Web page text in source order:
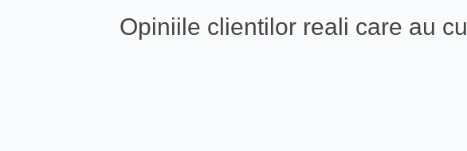
Opiniile clientilor reali care au